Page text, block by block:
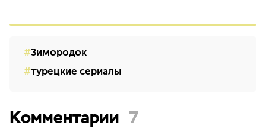
Зимородок
турецкие сериалы
Комментарии 7